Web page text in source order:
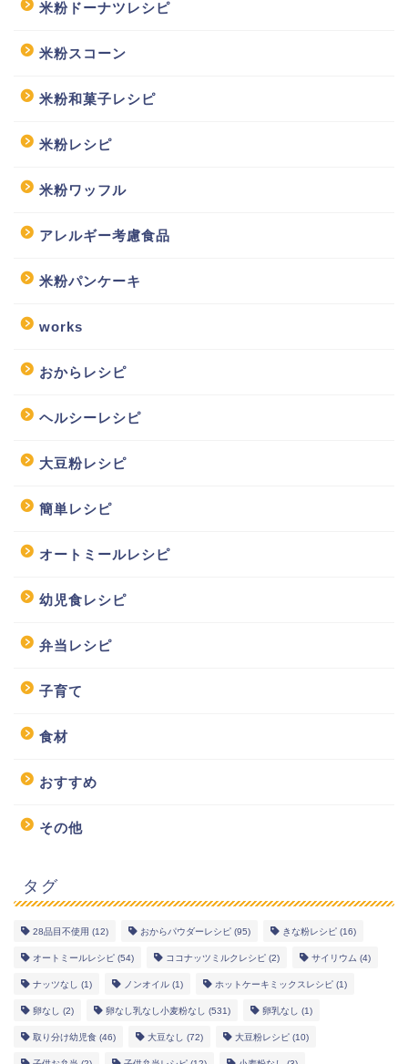
米粉ドーナツレシピ
米粉スコーン
米粉和菓子レシピ
米粉レシピ
米粉ワッフル
アレルギー考慮食品
米粉パンケーキ
works
おからレシピ
ヘルシーレシピ
大豆粉レシピ
簡単レシピ
オートミールレシピ
幼児食レシピ
弁当レシピ
子育て
食材
おすすめ
その他
タグ
28品目不使用 (12) おからパウダーレシピ (95) きな粉レシピ (16)
オートミールレシピ (54) ココナッツミルクレシピ (2) サイリウム (4)
ナッツなし (1) ノンオイル (1) ホットケーキミックスレシピ (1)
卵なし (2) 卵なし乳なし小麦粉なし (531) 卵乳なし (1)
取り分け幼児食 (46) 大豆なし (72) 大豆粉レシピ (10)
幼児食レシピ
米粉レシピ